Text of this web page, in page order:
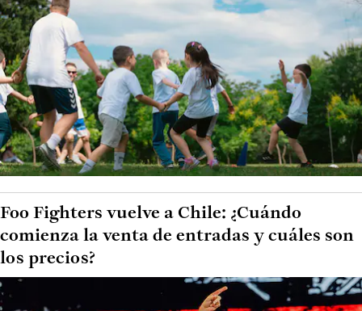
Foo Fighters vuelve a Chile: ¿Cuándo
comienza la venta de entradas y cuáles son
los precios?